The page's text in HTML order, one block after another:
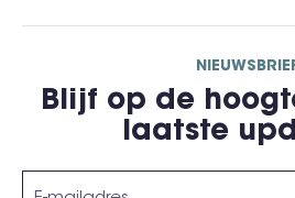
Blijf op de
laatste